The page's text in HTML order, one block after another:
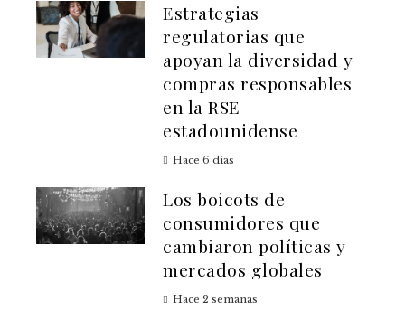
Estrategias
regulatorias que
apoyan la diversidad y
compras responsables
en la RSE
estadounidense
Hace 6 días
Los boicots de
consumidores que
cambiaron políticas y
mercados globales
Hace 2 semanas